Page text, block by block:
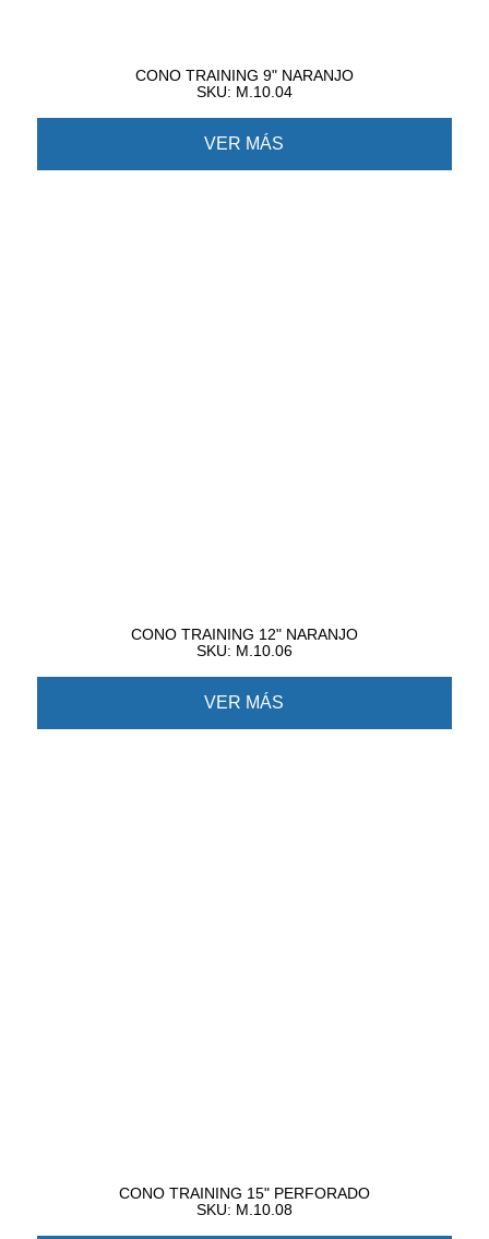
CONO TRAINING 9" NARANJO
SKU: M.10.04
VER MÁS
CONO TRAINING 12" NARANJO
SKU: M.10.06
VER MÁS
CONO TRAINING 15" PERFORADO
SKU: M.10.08